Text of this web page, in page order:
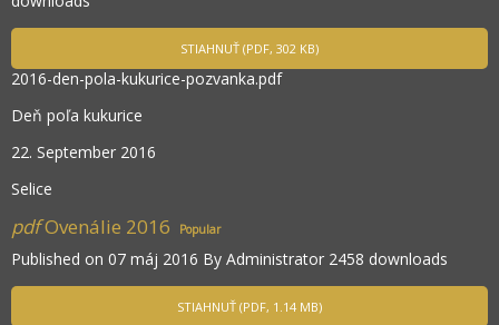
STIAHNUŤ (PDF, 302 KB)
2016-den-pola-kukurice-pozvanka.pdf
Deň poľa kukurice
22. September 2016
Selice
pdfOvenálie 2016 Popular
Published on 07 máj 2016 By Administrator 2458 downloads
STIAHNUŤ (PDF, 1.14 MB)